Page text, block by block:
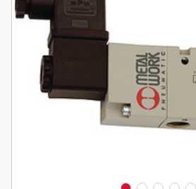
3D Modell